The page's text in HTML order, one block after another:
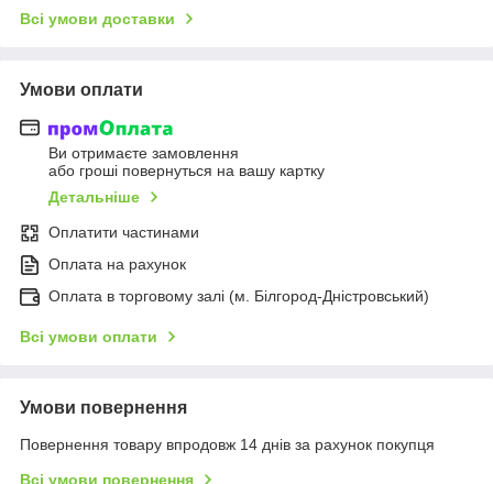
Всі умови доставки
Умови оплати
Ви отримаєте замовлення
або гроші повернуться на вашу картку
Детальніше
Оплатити частинами
Оплата на рахунок
Оплата в торговому залі (м. Білгород-Дністровський)
Всі умови оплати
Умови повернення
Повернення товару впродовж 14 днів за рахунок покупця
Всі умови повернення